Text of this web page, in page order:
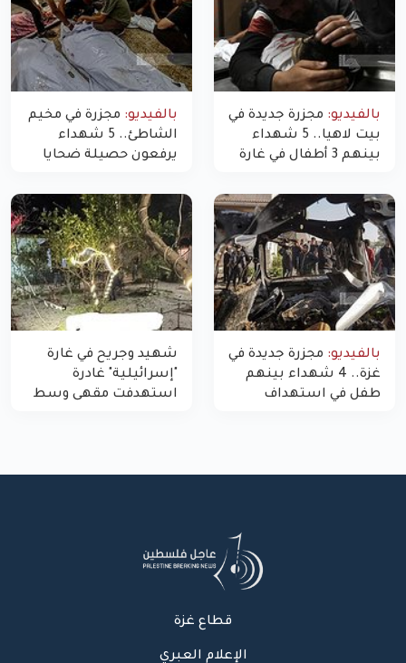
بالفيديو: مجزرة جديدة في
بيت لاهيا.. 5 شهداء
بينهم 3 أطفال في غارة
غزة
بالفيديو: مجزرة في مخيم
الشاطئ.. 5 شهداء
يرفعون حصيلة ضحايا
بالفيديو: مجزرة جديدة في
غزة.. 4 شهداء بينهم
طفل في استهداف
شهيد وجريح في غارة
"إسرائيلية" غادرة
استهدفت مقهى وسط
قطاع غزة
الإعلام العبري